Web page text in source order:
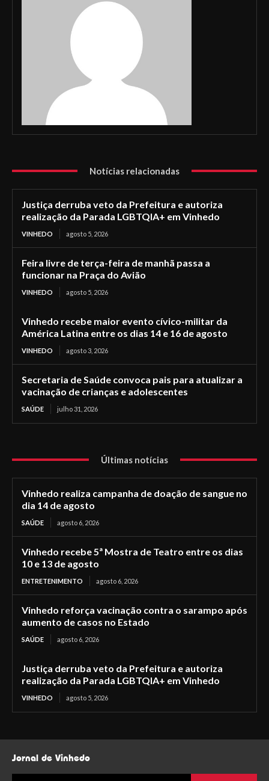
Notícias relacionadas
Justiça derruba veto da Prefeitura e autoriza
realização da Parada LGBTQIA+ em Vinhedo
VINHEDO agosto 5, 2026
Feira livre de terça-feira de manhã passa a
funcionar na Praça do Avião
VINHEDO agosto 5, 2026
Vinhedo recebe maior evento cívico-militar da
América Latina entre os dias 14 e 16 de agosto
VINHEDO agosto 3, 2026
Secretaria de Saúde convoca pais para atualizar a
vacinação de crianças e adolescentes
SAÚDE julho 31, 2026
Últimas notícias
Vinhedo realiza campanha de doação de sangue no
dia 14 de agosto
SAÚDE agosto 6, 2026
Vinhedo recebe 5ª Mostra de Teatro entre os dias
10 e 13 de agosto
ENTRETENIMENTO agosto 6, 2026
Vinhedo reforça vacinação contra o sarampo após
aumento de casos no Estado
SAÚDE agosto 6, 2026
Justiça derruba veto da Prefeitura e autoriza
realização da Parada LGBTQIA+ em Vinhedo
VINHEDO agosto 5, 2026
Jornal de Vinhedo